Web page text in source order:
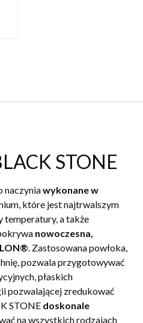
STONE
naczyniawykonane w
które jest najtrwalszym
temperatury, a także
nowoczesna,
. Zastosowana powłoka,
pozwala przygotowywać
płaskich
pozwalającej zredukować
STONE doskonale
na wszystkich rodzajach